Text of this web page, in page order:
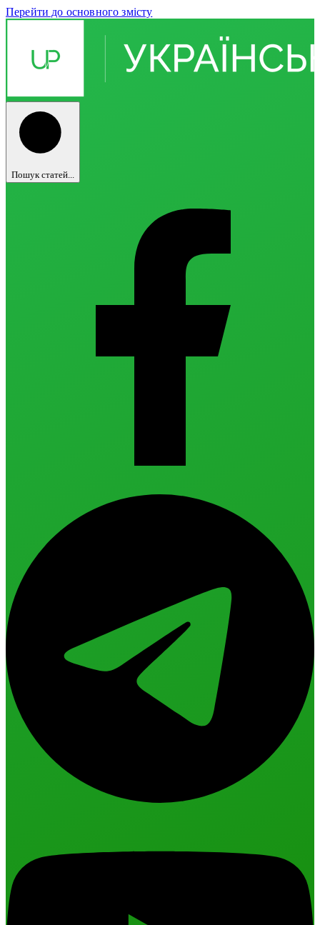
Перейти до основного змісту
Пошук статей...